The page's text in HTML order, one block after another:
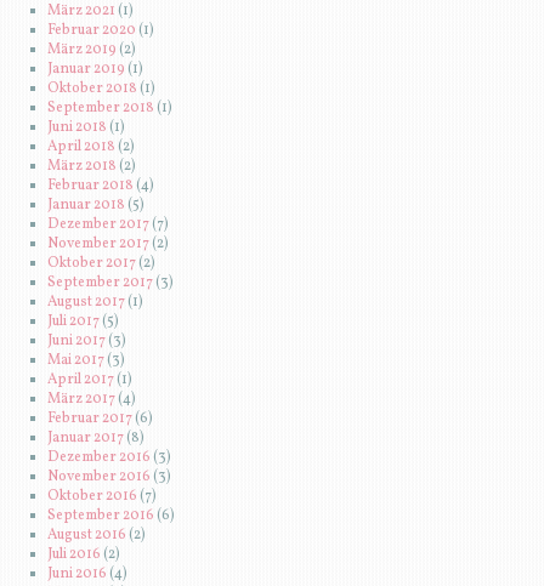
März 2021(1)
Februar 2020 (1)
März 2019 (2)
Januar 2019 (1)
Oktober 2018(1)
September 2018 (1)
Juni 2018 (1)
April 2018(2)
März 2018 (2)
Februar 2018(4)
Januar 2018 (5)
Dezember 2017(7)
November 2017(2)
Oktober 2017(2)
September 2017(3)
August 2017(1)
Juli 2017(5)
Juni 2017(3)
Mai 2017(3)
April 2017(1)
März 2017(4)
Februar 2017(6)
Januar 2017(8)
Dezember 2016 (3)
November 2016 (3)
Oktober 2016(7)
September 2016 (6)
August 2016(2)
Juli 2016(2)
Juni 2016 (4)